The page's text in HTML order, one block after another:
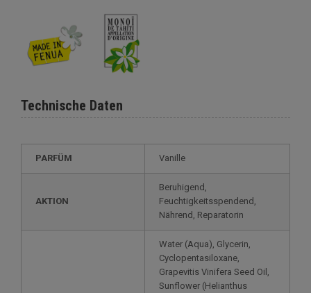
Technische Daten
PARFÜM Vanille
AKTION
Beruhigend,
Feuchtigkeitsspendend,
Nährend, Reparatorin
Water (Aqua), Glycerin,
Cyclopentasiloxane,
Grapevitis Vinifera Seed Oil,
Sunflower (Helianthus